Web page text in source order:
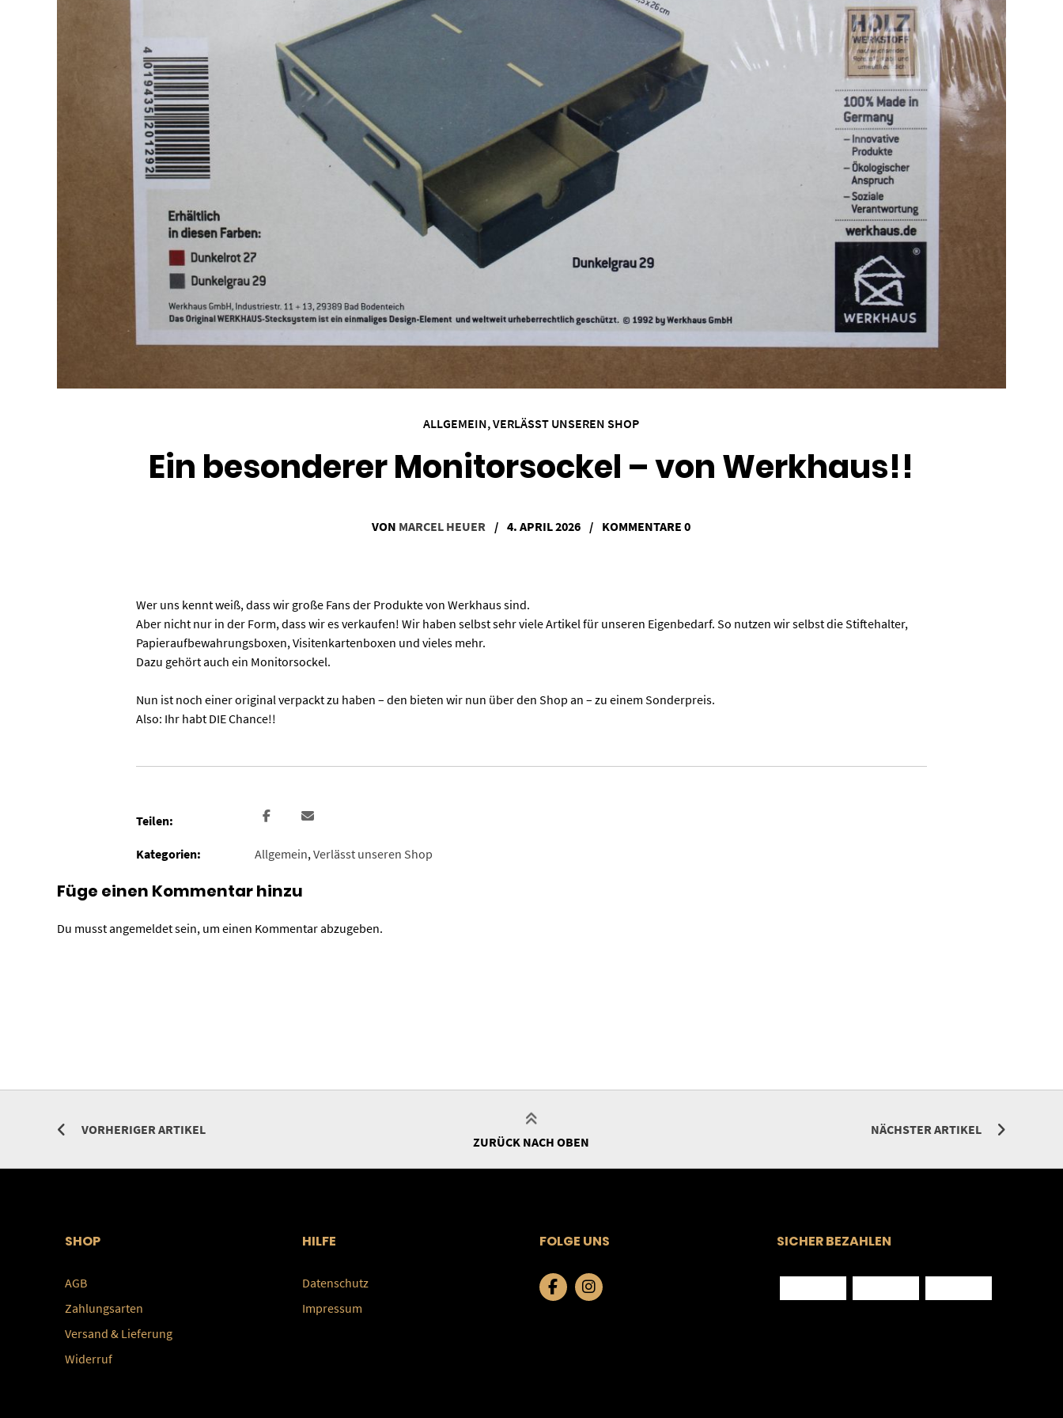
ALLGEMEIN,VERLÄSST UNSEREN SHOP
Ein besonderer Monitorsockel – von Werkhaus!!
VON MARCEL HEUER / 4. APRIL 2026 / KOMMENTARE 0
Wer uns kennt weiß, dass wir große Fans der Produkte von Werkhaus sind.
Aber nicht nur in der Form, dass wir es verkaufen! Wir haben selbst sehr viele Artikel für unseren Eigenbedarf. So nutzen wir selbst die Stiftehalter,
Papieraufbewahrungsboxen, Visitenkartenboxen und vieles mehr.
Dazu gehört auch ein Monitorsockel.
Nun ist noch einer original verpackt zu haben – den bieten wir nun über den Shop an – zu einem Sonderpreis.
Also: Ihr habt DIE Chance!!
Teilen:
Kategorien: Allgemein, Verlässt unseren Shop
Füge einen Kommentar hinzu
Du musstangemeldetsein, um einen Kommentar abzugeben.
VORHERIGER ARTIKEL
NÄCHSTER ARTIKEL
ZURÜCK NACH OBEN
SHOP
AGB
Zahlungsarten
Versand & Lieferung
Widerruf
HILFE
Datenschutz
Impressum
FOLGE UNS SICHER BEZAHLEN